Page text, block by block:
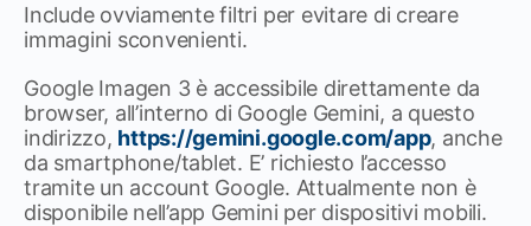
Include ovviamente filtri per evitare di creare
immagini sconvenienti.
Google Imagen 3 è accessibile direttamente da
browser, all’interno di Google Gemini, a questo
indirizzo, https://gemini.google.com/app, anche
da smartphone/tablet. E’ richiesto l’accesso
tramite un account Google. Attualmente non è
disponibile nell’app Gemini per dispositivi mobili.